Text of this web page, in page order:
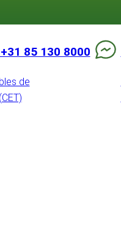
85 130 8000
de